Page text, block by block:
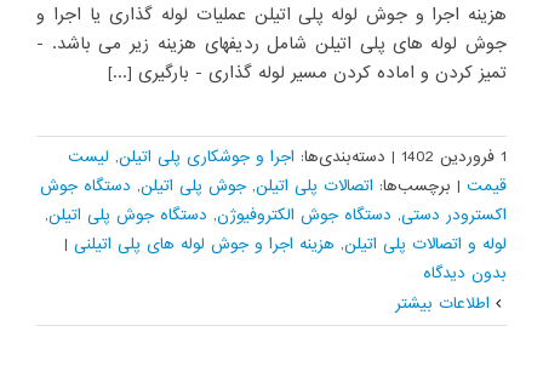
هزینه اجرا و جوش لوله پلی اتیلن عملیات لوله گذاری یا اجرا و
جوش لوله های پلی اتیلن شامل ردیفهای هزینه زیر می باشد. -
تمیز کردن و اماده کردن مسیر لوله گذاری - بارگیری [...]
1 فروردین 1402 | دسته‌بندی‌ها: اجرا و جوشکاری پلی اتیلن, لیست
قیمت | برچسب‌ها: اتصالات پلی اتیلن, جوش پلی اتیلن, دستگاه جوش
اکسترودر دستی, دستگاه جوش الکتروفیوژن, دستگاه جوش پلی اتیلن,
لوله و اتصالات پلی اتیلن, هزینه اجرا و جوش لوله های پلی اتیلنی |
بدون ديدگاه
اطلاعات بیشتر